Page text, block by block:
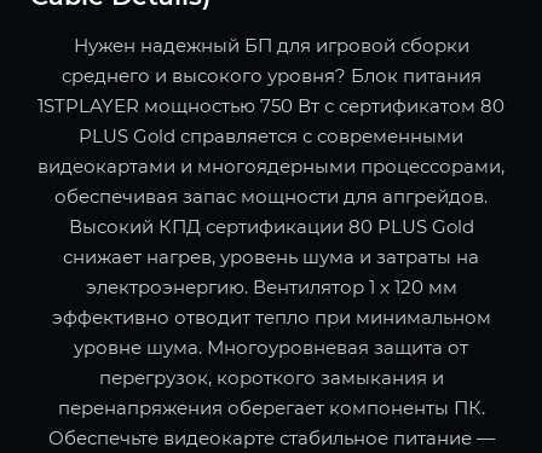
Нужен надежный БП для игровой сборки
среднего и высокого уровня? Блок питания
1STPLAYER мощностью 750 Вт с сертификатом 80
PLUS Gold справляется с современными
видеокартами и многоядерными процессорами,
обеспечивая запас мощности для апгрейдов.
Высокий КПД сертификации 80 PLUS Gold
снижает нагрев, уровень шума и затраты на
электроэнергию. Вентилятор 1 x 120 мм
эффективно отводит тепло при минимальном
уровне шума. Многоуровневая защита от
перегрузок, короткого замыкания и
перенапряжения оберегает компоненты ПК.
Обеспечьте видеокарте стабильное питание —